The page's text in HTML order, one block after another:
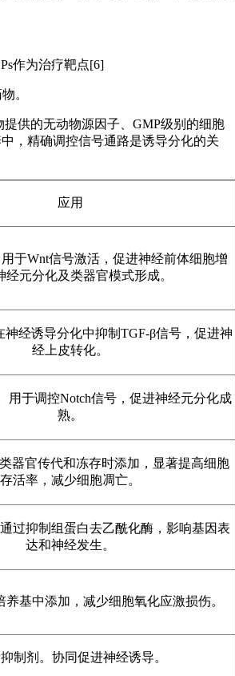
作为治疗靶点[6]
。
供的无动物源因子、GMP级别的细胞
，精确调控信号通路是诱导分化的关
应用
于Wnt信号激活，促进神经前体细胞增
经元分化及类器官模式形成。
经诱导分化中抑制TGF-β信号，促进神
经上皮转化。
用于调控Notch信号，促进神经元分化成
熟。
器官传代和冻存时添加，显著提高细胞
存活率，减少细胞凋亡。
过抑制组蛋白去乙酰化酶，影响基因表
达和神经发生。
养基中添加，减少细胞氧化应激损伤。
制剂。协同促进神经诱导。